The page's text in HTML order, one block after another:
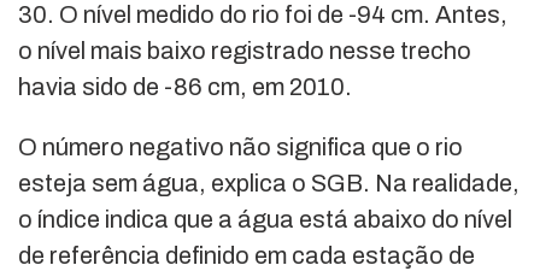
30. O nível medido do rio foi de -94 cm. Antes,
o nível mais baixo registrado nesse trecho
havia sido de -86 cm, em 2010.
O número negativo não significa que o rio
esteja sem água, explica o SGB. Na realidade,
o índice indica que a água está abaixo do nível
de referência definido em cada estação de